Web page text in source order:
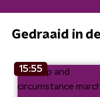
Gedraaid in
15:55